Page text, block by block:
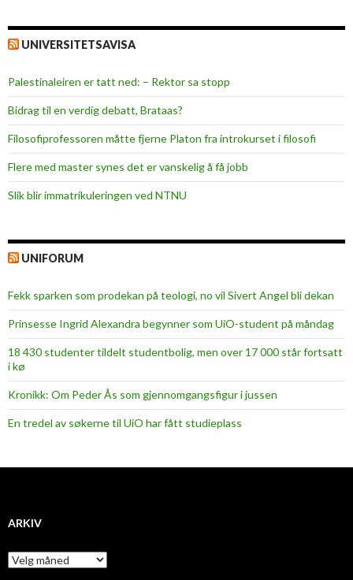
UNIVERSITETSAVISA
Palestinaleiren er tatt ned: – Rektor sa stopp
Bidrag til en verdig debatt, Brataas?
Filosofiprofessoren måtte fjerne Platon fra introkurset i filosofi
Flere med master synes det er vanskelig å få jobb
Slik blir immatrikuleringen ved NTNU
UNIFORUM
Fekk sparken som prodekan på teologi, no vil Sivert Angel bli dekan
Prinsesse Ingrid Alexandra begynner som UiO-student på måndag
18 430 studenter tildelt studentbolig, men over 17 000 står fortsatt
i kø
Kronikk: Om Peder Ås som gjennomgangsfigur i jussen
En tredel av søkerne til UiO har fått studieplass
ARKIV
A
r